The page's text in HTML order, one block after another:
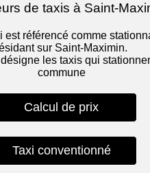
de taxis à Saint-
est référencé comme
sur Saint-Maximin.
désigne les taxis qui
commune
Calcul de prix
Taxi conventionné